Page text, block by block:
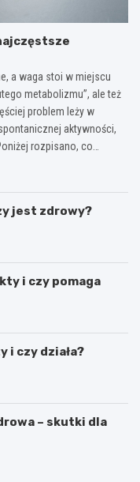
a waga stoi w miejscu
metabolizmu”, ale też
problem leży w
aktywności,
rozpisano, co…
jest zdrowy?
i czy pomaga
i czy działa?
– skutki dla